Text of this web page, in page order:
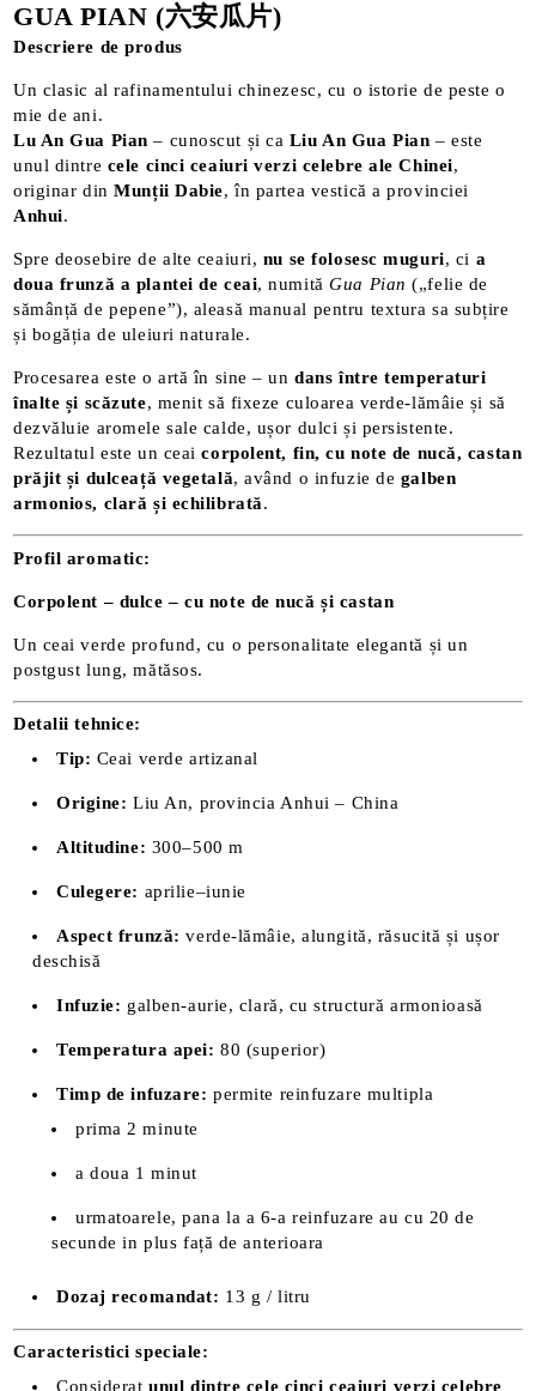
GUA PIAN (六安瓜片)
Descriere de produs
Un clasic al rafinamentului chinezesc, cu o istorie de peste o
mie de ani.
Lu An Gua Pian – cunoscut și ca Liu An Gua Pian – este
unul dintre cele cinci ceaiuri verzi celebre ale Chinei,
originar dinMunții Dabie, în partea vestică a provinciei
Anhui.
Spre deosebire de alte ceaiuri, nu se folosesc muguri, ci a
doua frunză a plantei de ceai, numităGua Pian („felie de
sămânță de pepene”), aleasă manual pentru textura sa subțire
și bogăția de uleiuri naturale.
Procesarea este o artă în sine – undans între temperaturi
înalte și scăzute, menit să fixeze culoarea verde-lămâie și să
dezvăluie aromele sale calde, ușor dulci și persistente.
Rezultatul este un ceaicorpolent, fin, cu note de nucă, castan
prăjit și dulceață vegetală, având o infuzie de galben
armonios, clară și echilibrată.
Profil aromatic:
Corpolent – dulce – cu note de nucă și castan
Un ceai verde profund, cu o personalitate elegantă și un
postgust lung, mătăsos.
Detalii tehnice:
Tip: Ceai verde artizanal
Origine: Liu An, provincia Anhui – China
Altitudine: 300–500 m
Culegere: aprilie–iunie
Aspect frunză: verde-lămâie, alungită, răsucită și ușor
deschisă
Infuzie: galben-aurie, clară, cu structură armonioasă
Temperatura apei: 80 (superior)
Timp de infuzare: permite reinfuzare multipla
prima 2 minute
a doua 1 minut
urmatoarele, pana la a 6-a reinfuzare au cu 20 de
secunde in plus față de anterioara
Dozaj recomandat: 13 g / litru
Caracteristici speciale:
Consideratunul dintre cele cinci ceaiuri verzi celebre